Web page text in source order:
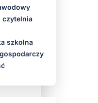
czytelnia
szkolna